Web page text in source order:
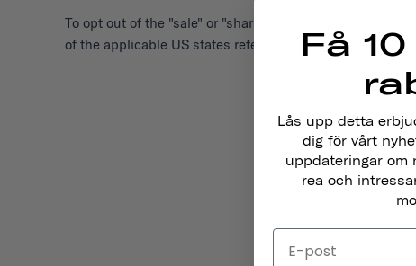
To opt out of the "sale" or "sharing" of your personal
of the applicable US states referred to above.
Få
Lås upp detta
dig för vårt
uppdateringar om
rea och